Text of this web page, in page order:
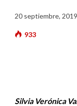
20 septiembre,
933
Silvia Verónica